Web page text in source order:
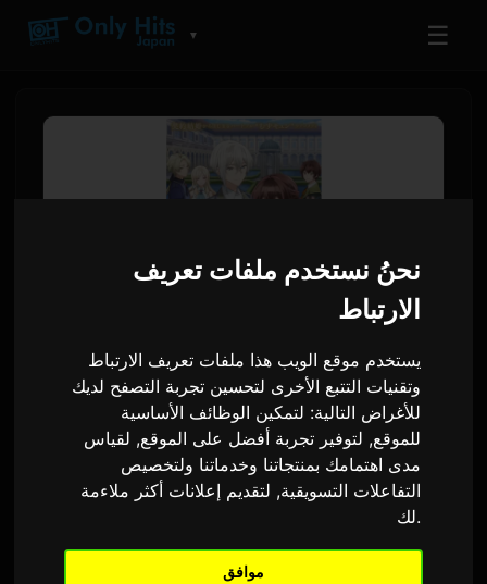
نحنُ نستخدم ملفات تعريف
الارتباط
يستخدم موقع الويب هذا ملفات تعريف الارتباط
وتقنيات التتبع الأخرى لتحسين تجربة التصفح لديك
للأغراض التالية: لتمكين الوظائف الأساسية
للموقع, لتوفير تجربة أفضل على الموقع, لقياس
مدى اهتمامك بمنتجاتنا وخدماتنا ولتخصيص
التفاعلات التسويقية, لتقديم إعلانات أكثر ملاءمة
لك.
موافق
▼ ☰
أنمي 'كيمي أي' يكشف عن PV،
يوليو
2,721 مشاهدات